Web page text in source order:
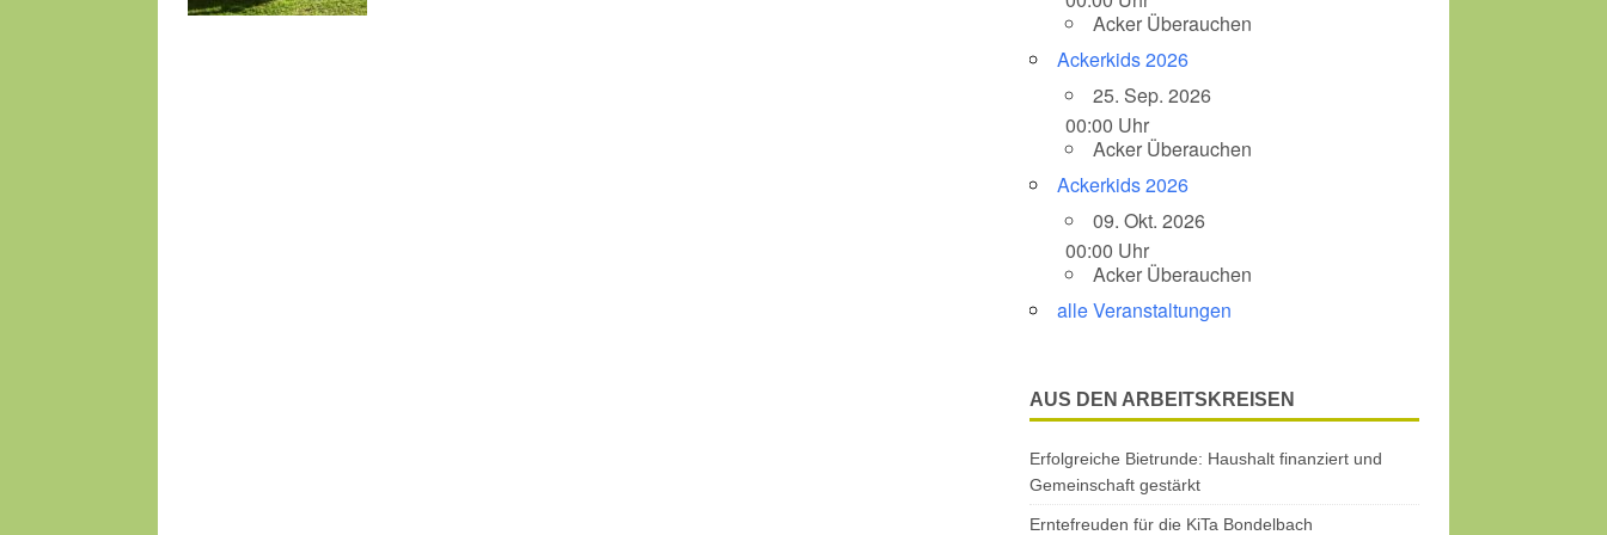
Acker Überauchen
Ackerkids 2026
25. Sep. 2026
00:00 Uhr
Acker Überauchen
Ackerkids 2026
09. Okt. 2026
00:00 Uhr
Acker Überauchen
alle Veranstaltungen
AUS DEN ARBEITSKREISEN
Erfolgreiche Bietrunde: Haushalt finanziert und
Gemeinschaft gestärkt
Erntefreuden für die KiTa Bondelbach